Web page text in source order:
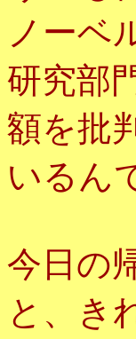
ノーベ
研究部
額を批
いるん
今日の
と、き